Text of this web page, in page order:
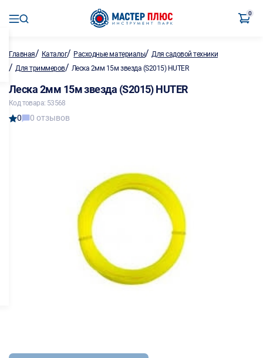
0
Главная/ Каталог/ Расходные материалы/Для садовой техники
/ Для триммеров/ Леска 2мм 15м звезда (S2015) HUTER
Леска 2мм 15м звезда (S2015) HUTER
Код товара: 53568
0 0 отзывов